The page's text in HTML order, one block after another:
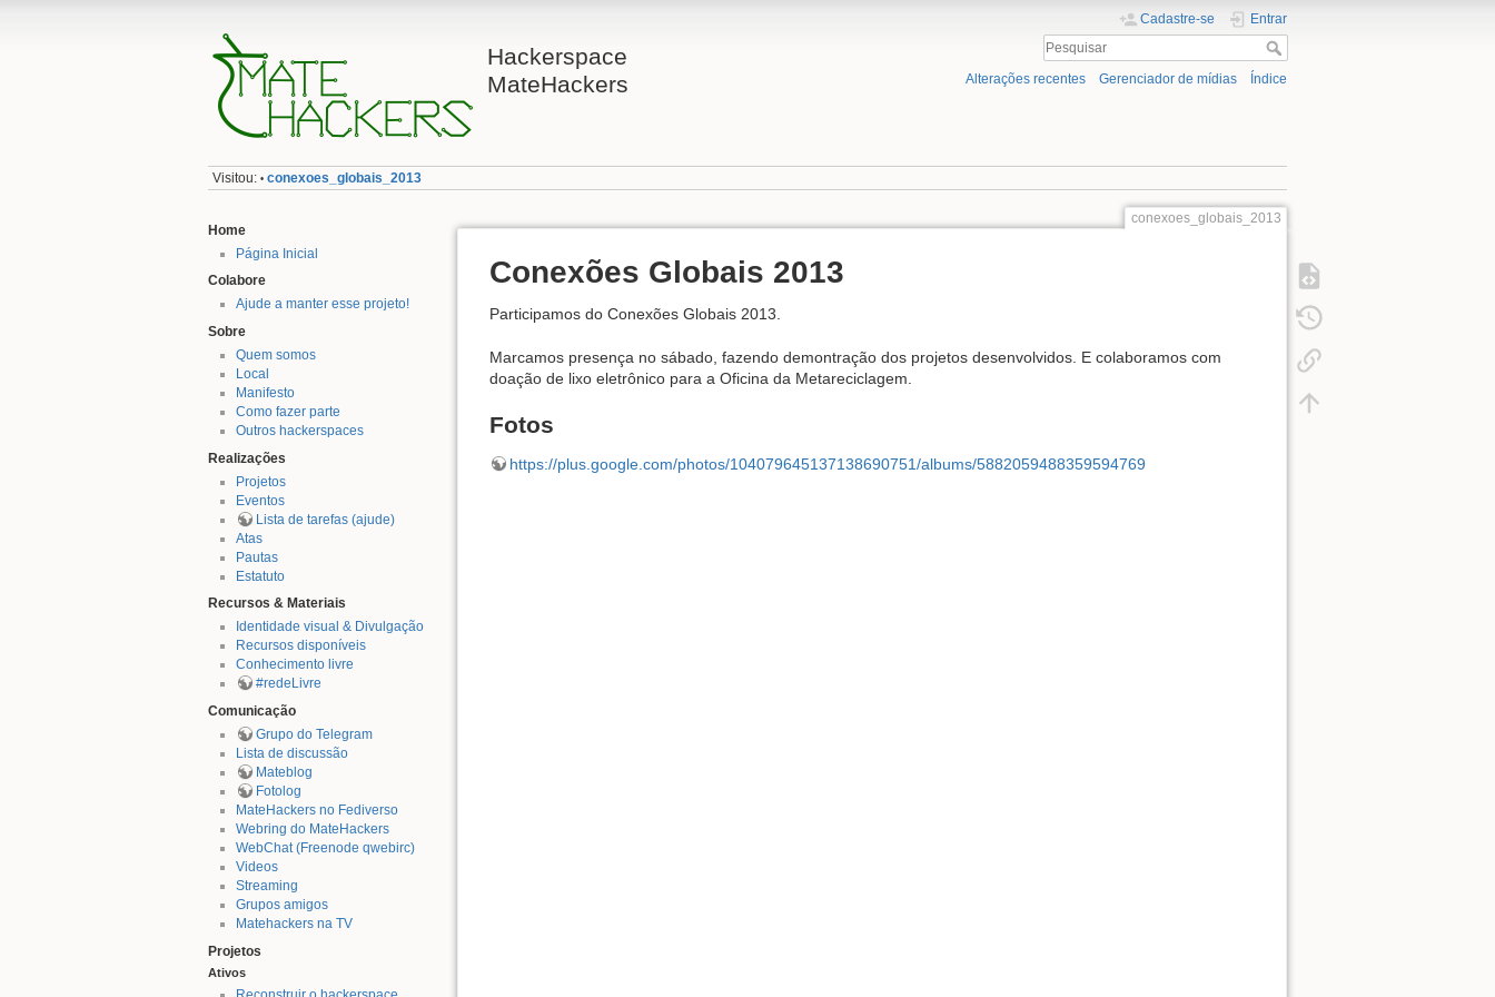
Hackerspace
MateHackers
Cadastre-se Entrar
Alterações recentes Gerenciador de mídias Índice
Visitou: • conexoes_globais_2013
Home
Página Inicial
Colabore
Ajude a manter esse projeto!
Sobre
Quem somos
Local
Manifesto
Como fazer parte
Outros hackerspaces
Realizações
Projetos
Eventos
Lista de tarefas (ajude)
Atas
Pautas
Estatuto
Recursos & Materiais
Identidade visual & Divulgação
Recursos disponíveis
Conhecimento livre
#redeLivre
Comunicação
Grupo do Telegram
Lista de discussão
Mateblog
Fotolog
MateHackers no Fediverso
Webring do MateHackers
WebChat (Freenode qwebirc)
Videos
Streaming
Grupos amigos
Matehackers na TV
Projetos
Ativos
conexoes_globais_2013
Conexões Globais 2013
Participamos do Conexões Globais 2013.
Marcamos presença no sábado, fazendo demontração dos projetos desenvolvidos. E colaboramos com
doação de lixo eletrônico para a Oficina da Metareciclagem.
Fotos
https://plus.google.com/photos/104079645137138690751/albums/5882059488359594769